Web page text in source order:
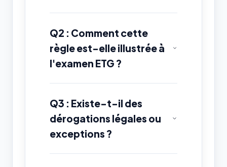
Q2 : Comment cette
règle est-elle illustrée à
l'examen ETG ?
Q3 : Existe-t-il des
dérogations légales ou
exceptions ?